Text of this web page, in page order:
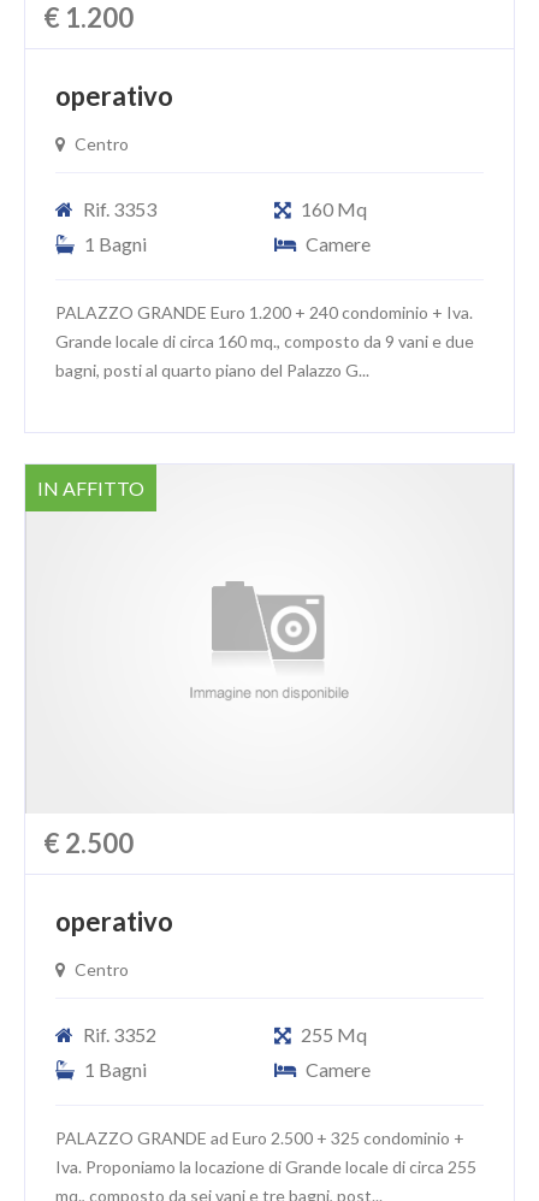
€ 1.200
operativo
Centro
Rif. 3353
160 Mq
1 Bagni
Camere
PALAZZO GRANDE Euro 1.200 + 240 condominio + Iva.
Grande locale di circa 160 mq., composto da 9 vani e due
bagni, posti al quarto piano del Palazzo G...
IN AFFITTO
€ 2.500
operativo
Centro
Rif. 3352
255 Mq
1 Bagni
Camere
PALAZZO GRANDE ad Euro 2.500 + 325 condominio +
Iva. Proponiamo la locazione di Grande locale di circa 255
mq., composto da sei vani e tre bagni, post...